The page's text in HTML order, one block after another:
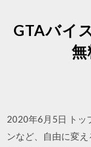
GTAバイ
無
2020年6月5日 トッ
ンなど、自由に変